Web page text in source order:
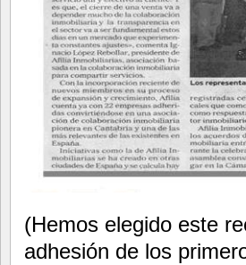
(Hemos elegido este
adhesión de los